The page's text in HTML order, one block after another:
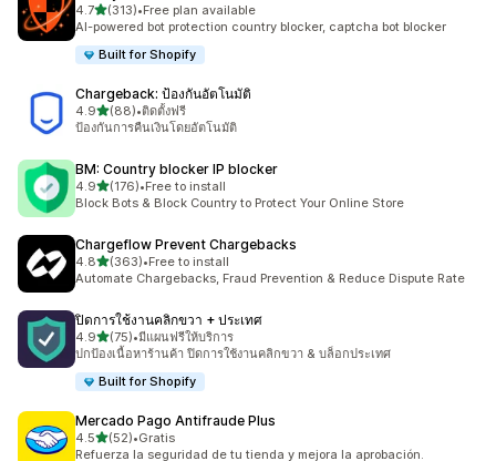
4.7เต็ม 5 ดาว
(313)
ทั้งหมด 313 รีวิว
•Free plan available
AI-powered bot protection country blocker, captcha bot blocker
Built for Shopify
Chargeback: ป้องกันอัตโนมัติ
4.9เต็ม 5 ดาว
(88)
ทั้งหมด 88 รีวิว
•ติดตั้งฟรี
ป้องกันการคืนเงินโดยอัตโนมัติ
BM: Country blocker IP blocker
4.9เต็ม 5 ดาว
(176)
ทั้งหมด 176 รีวิว
•Free to install
Block Bots & Block Country to Protect Your Online Store
Chargeflow Prevent Chargebacks
4.8เต็ม 5 ดาว
(363)
ทั้งหมด 363 รีวิว
•Free to install
Automate Chargebacks, Fraud Prevention & Reduce Dispute Rate
ปิดการใช้งานคลิกขวา + ประเทศ
4.9เต็ม 5 ดาว
(75)
ทั้งหมด 75 รีวิว
•มีแผนฟรีให้บริการ
ปกป้องเนื้อหาร้านค้า ปิดการใช้งานคลิกขวา & บล็อกประเทศ
Built for Shopify
Mercado Pago Antifraude Plus
4.5เต็ม 5 ดาว
(52)
ทั้งหมด 52 รีวิว
•Gratis
Refuerza la seguridad de tu tienda y mejora la aprobación.